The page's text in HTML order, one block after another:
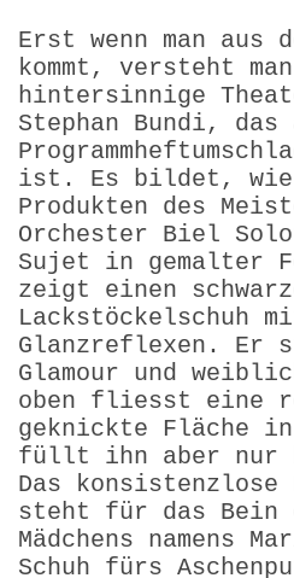
Erst wenn man aus
kommt, versteht
hintersinnige
Stephan Bundi, das
ist. Es bildet, wie
Produkten des
Orchester Biel
Sujet in gemalter
zeigt einen
Lackstöckelschuh
Glanzreflexen. Er
Glamour und
oben fliesst eine
geknickte Fläche in
füllt ihn aber nur
Das konsistenzlose
steht für das Bein
Mädchens namens
Schuh fürs